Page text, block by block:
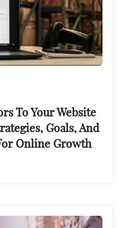
To Your Website
Goals, And
Online Growth